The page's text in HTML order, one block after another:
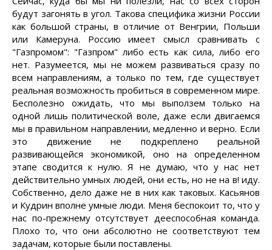
будут загонять в угол. Такова специфика жизни России
как большой страны, в отличие от Венгрии, Польши
или Камеруна. Россию имеет смысл сравнивать с
"Газпромом": "Газпром" либо есть как сила, либо его
нет. Разумеется, мы не можем развиваться сразу по
всем направлениям, а только по тем, где существует
реальная возможность пробиться в современном мире.
Бесполезно ожидать, что мы выползем только на
одной лишь политической воле, даже если двигаемся
мы в правильном направлении, медленно и верно. Если
это движение не подкреплено реальной
развивающейся экономикой, оно на определенном
этапе сводится к нулю. Я не думаю, что у нас нет
действительно умных людей, они есть, но не на в! иду.
Собственно, дело даже не в них как таковых. Касьянов
и Кудрин вполне умные люди. Меня беспокоит то, что у
нас по-прежнему отсутствует дееспособная команда.
Плохо то, что они абсолютно не соответствуют тем
задачам, которые были поставлены.